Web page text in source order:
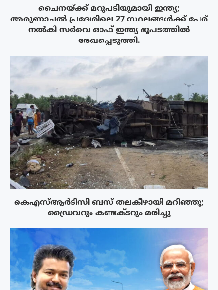
ചൈനയ്ക്ക് മറുപടിയുമായി ഇന്ത്യ;
അരുണാചൽ പ്രദേശിലെ 27 സ്ഥലങ്ങൾക്ക് പേര്
നൽകി സർവെ ഓഫ് ഇന്ത്യ ഭൂപടത്തിൽ
രേഖപ്പെടുത്തി.
കെഎസ്ആർടിസി ബസ് തലകീഴായി മറിഞ്ഞു;
ഡ്രൈവറും കണ്ടക്ടറും മരിച്ചു